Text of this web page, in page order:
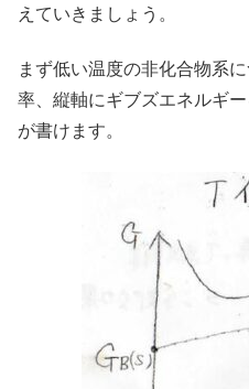
えていきましょう。
まず低い温度の非化合物系
率、縦軸にギブズエネルギ
が書けます。